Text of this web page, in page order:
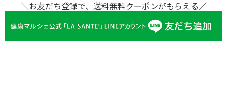
＼お友だち登録で、送料無料クーポンがもらえる／